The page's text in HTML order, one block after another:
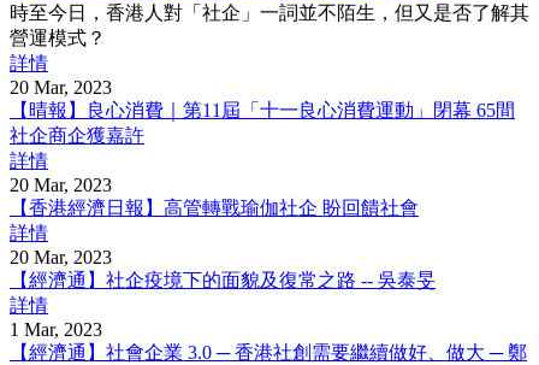
時至今日，香港人對「社企」一詞並不陌生，但又是否了解其
營運模式？
詳情
20 Mar, 2023
【晴報】良心消費｜第11屆「十一良心消費運動」閉幕 65間
社企商企獲嘉許
詳情
20 Mar, 2023
【香港經濟日報】高管轉戰瑜伽社企 盼回饋社會
詳情
20 Mar, 2023
【經濟通】社企疫境下的面貌及復常之路 -- 吳泰旻
詳情
1 Mar, 2023
【經濟通】社會企業 3.0 ─ 香港社創需要繼續做好、做大 ─ 鄭